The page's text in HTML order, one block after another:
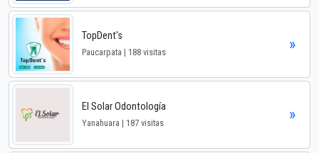
TopDent's
Paucarpata | 188 visitas »
El Solar Odontología
Yanahuara | 187 visitas »